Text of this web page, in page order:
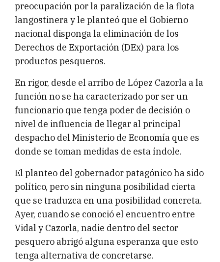
preocupación por la paralización de la flota
langostinera y le planteó que el Gobierno
nacional disponga la eliminación de los
Derechos de Exportación (DEx) para los
productos pesqueros.
En rigor, desde el arribo de López Cazorla a la
función no se ha caracterizado por ser un
funcionario que tenga poder de decisión o
nivel de influencia de llegar al principal
despacho del Ministerio de Economía que es
donde se toman medidas de esta índole.
El planteo del gobernador patagónico ha sido
político, pero sin ninguna posibilidad cierta
que se traduzca en una posibilidad concreta.
Ayer, cuando se conoció el encuentro entre
Vidal y Cazorla, nadie dentro del sector
pesquero abrigó alguna esperanza que esto
tenga alternativa de concretarse.